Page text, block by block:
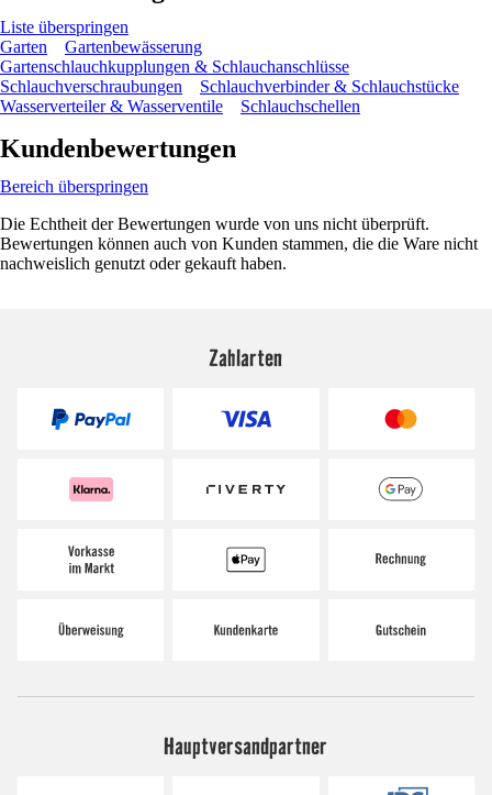
Liste überspringen
Garten
Gartenbewässerung
Gartenschlauchkupplungen & Schlauchanschlüsse
Schlauchverschraubungen
Schlauchverbinder & Schlauchstücke
Wasserverteiler & Wasserventile
Schlauchschellen
Kundenbewertungen
Bereich überspringen
Die Echtheit der Bewertungen wurde von uns nicht überprüft.
Bewertungen können auch von Kunden stammen, die die Ware nicht
nachweislich genutzt oder gekauft haben.
Zahlarten
Hauptversandpartner